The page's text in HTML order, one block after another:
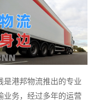
是港邦物流推出的专业
业务，经过多年的运营